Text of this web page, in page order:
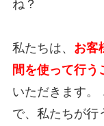
ね？
私たちは、 お客
間を使って行う
いただきます。
で、私たちが行